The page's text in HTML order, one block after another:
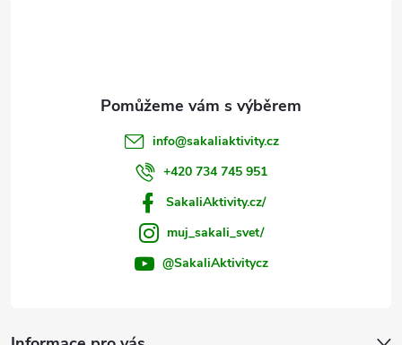
info@sakaliaktivity.cz
+420 734 745 951
SakaliAktivity.cz/
muj_sakali_svet/
@SakaliAktivitycz